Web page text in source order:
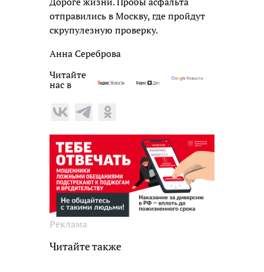
отправились в Москву, где пройдут
скрупулезную проверку.
Анна Сереброва
Читайте
нас в
Реклама
Читайте также